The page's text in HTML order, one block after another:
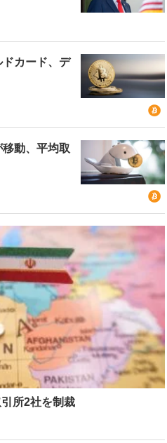
カード、デ
動、平均取
所2社を制裁